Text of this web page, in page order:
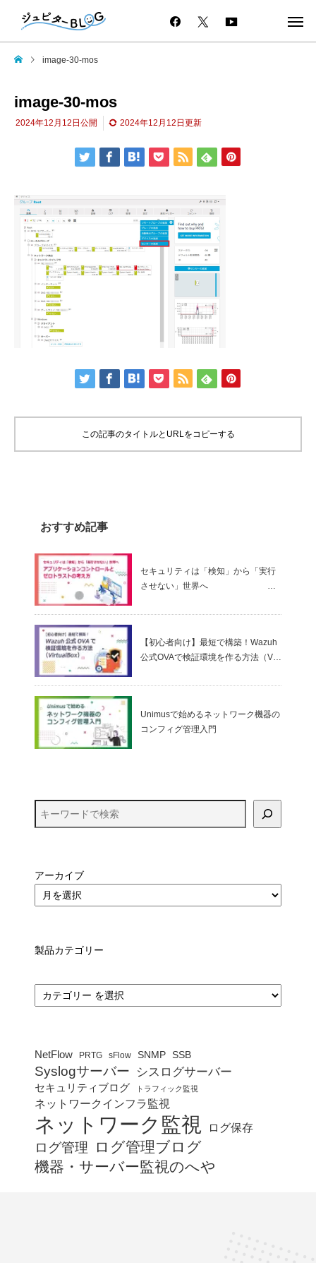
image-30-mos
image-30-mos
2024年12月12日 公開 2024年12月12日 更新
この記事のタイトルとURLをコピーする
おすすめ記事
セキュリティは「検知」から「実行
させない」世界へ
ゼロトラストの考え方
【初心者向け】最短で構築！Wazuh
公式OVAで検証環境を作る方法（Virt
Unimusで始めるネットワーク機器の
コンフィグ管理入門
アーカイブ
製品カテゴリー
カ
テ
ゴ
NetFlow PRTG sFlow SNMP SSB
Syslogサーバー シスログサーバー
セキュリティブログ トラフィック監視
ネットワークインフラ監視
ネットワーク監視 ログ保存
ログ管理
ログ管理ブログ
機器・サーバー監視のへや